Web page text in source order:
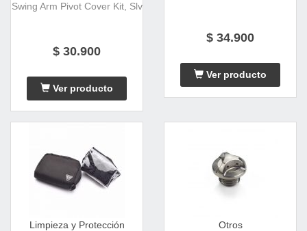
Swing Arm Pivot Cover Kit, Slv
$ 30.900
Ver producto
$ 34.900
Ver producto
Limpieza y Protección Otros